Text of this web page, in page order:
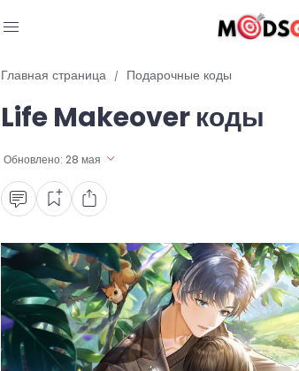
Блог
Читы и коды
Промокоды
Ошибки
Руководства
Roblox
Главная страница Подарочные коды
Life Makeover коды
Обновлено: 28 мая